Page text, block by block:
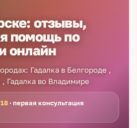
отзывы,
помощь по
онлайн
Гадалка в Белгороде ,
, Гадалка во Владимире
18 · первая консультация